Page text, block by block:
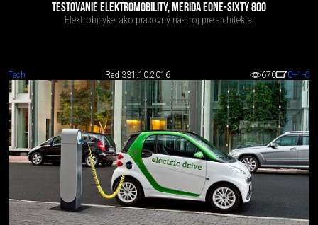
TESTOVANIE ELEKTROMOBILITY, MERIDA EONE-SIXTY 800
Elektrobicykel ako pracovný nástroj pre architekta.
Tech Red 331.10.2016 670 0+1 -0